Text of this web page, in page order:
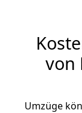
von
Umzüge